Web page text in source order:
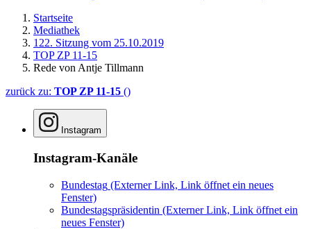
Startseite
Mediathek
122. Sitzung vom 25.10.2019
TOP ZP 11-15
Rede von Antje Tillmann
zurück zu: TOP ZP 11-15 ()
Instagram
Instagram-Kanäle
Bundestag (Externer Link, Link öffnet ein neues
Fenster)
Bundestagspräsidentin (Externer Link, Link öffnet ein
neues Fenster)